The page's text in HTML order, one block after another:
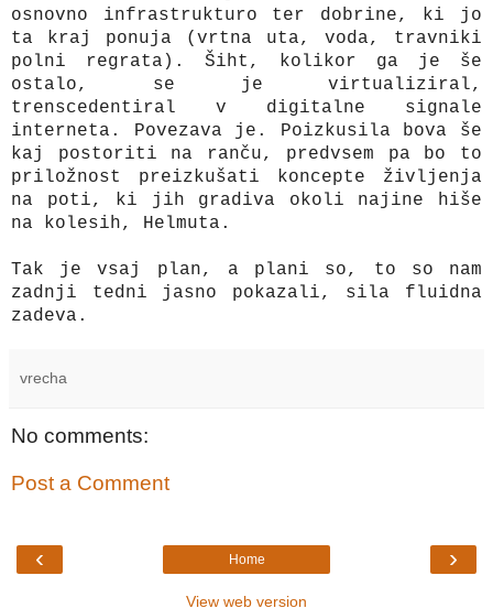
osnovno infrastrukturo ter dobrine, ki jo
ta kraj ponuja (vrtna uta, voda, travniki
polni regrata). Šiht, kolikor ga je še
ostalo, se je virtualiziral,
trenscedentiral v digitalne signale
interneta. Povezava je. Poizkusila bova še
kaj postoriti na ranču, predvsem pa bo to
priložnost preizkušati koncepte življenja
na poti, ki jih gradiva okoli najine hiše
na kolesih, Helmuta.
Tak je vsaj plan, a plani so, to so nam
zadnji tedni jasno pokazali, sila fluidna
zadeva.
vrecha
No comments:
Post a Comment
‹ ›
Home
View web version